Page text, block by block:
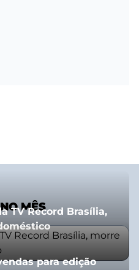
MÊS
TV Record Brasília,
para edição